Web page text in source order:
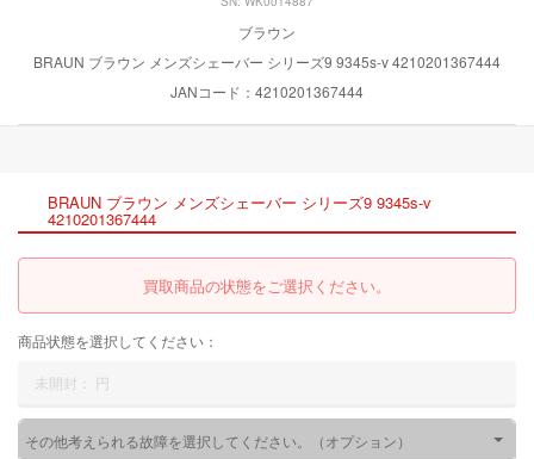
ブラウン
BRAUN ブラウン メンズシェーバー シリーズ9 9345s-v 4210201367444
JANコード：4210201367444
BRAUN ブラウン メンズシェーバー シリーズ9 9345s-v
4210201367444
買取商品の状態をご選択ください。
商品状態を選択してください：
未開封： 円
その他考えられる故障を選択してください。（オプション）